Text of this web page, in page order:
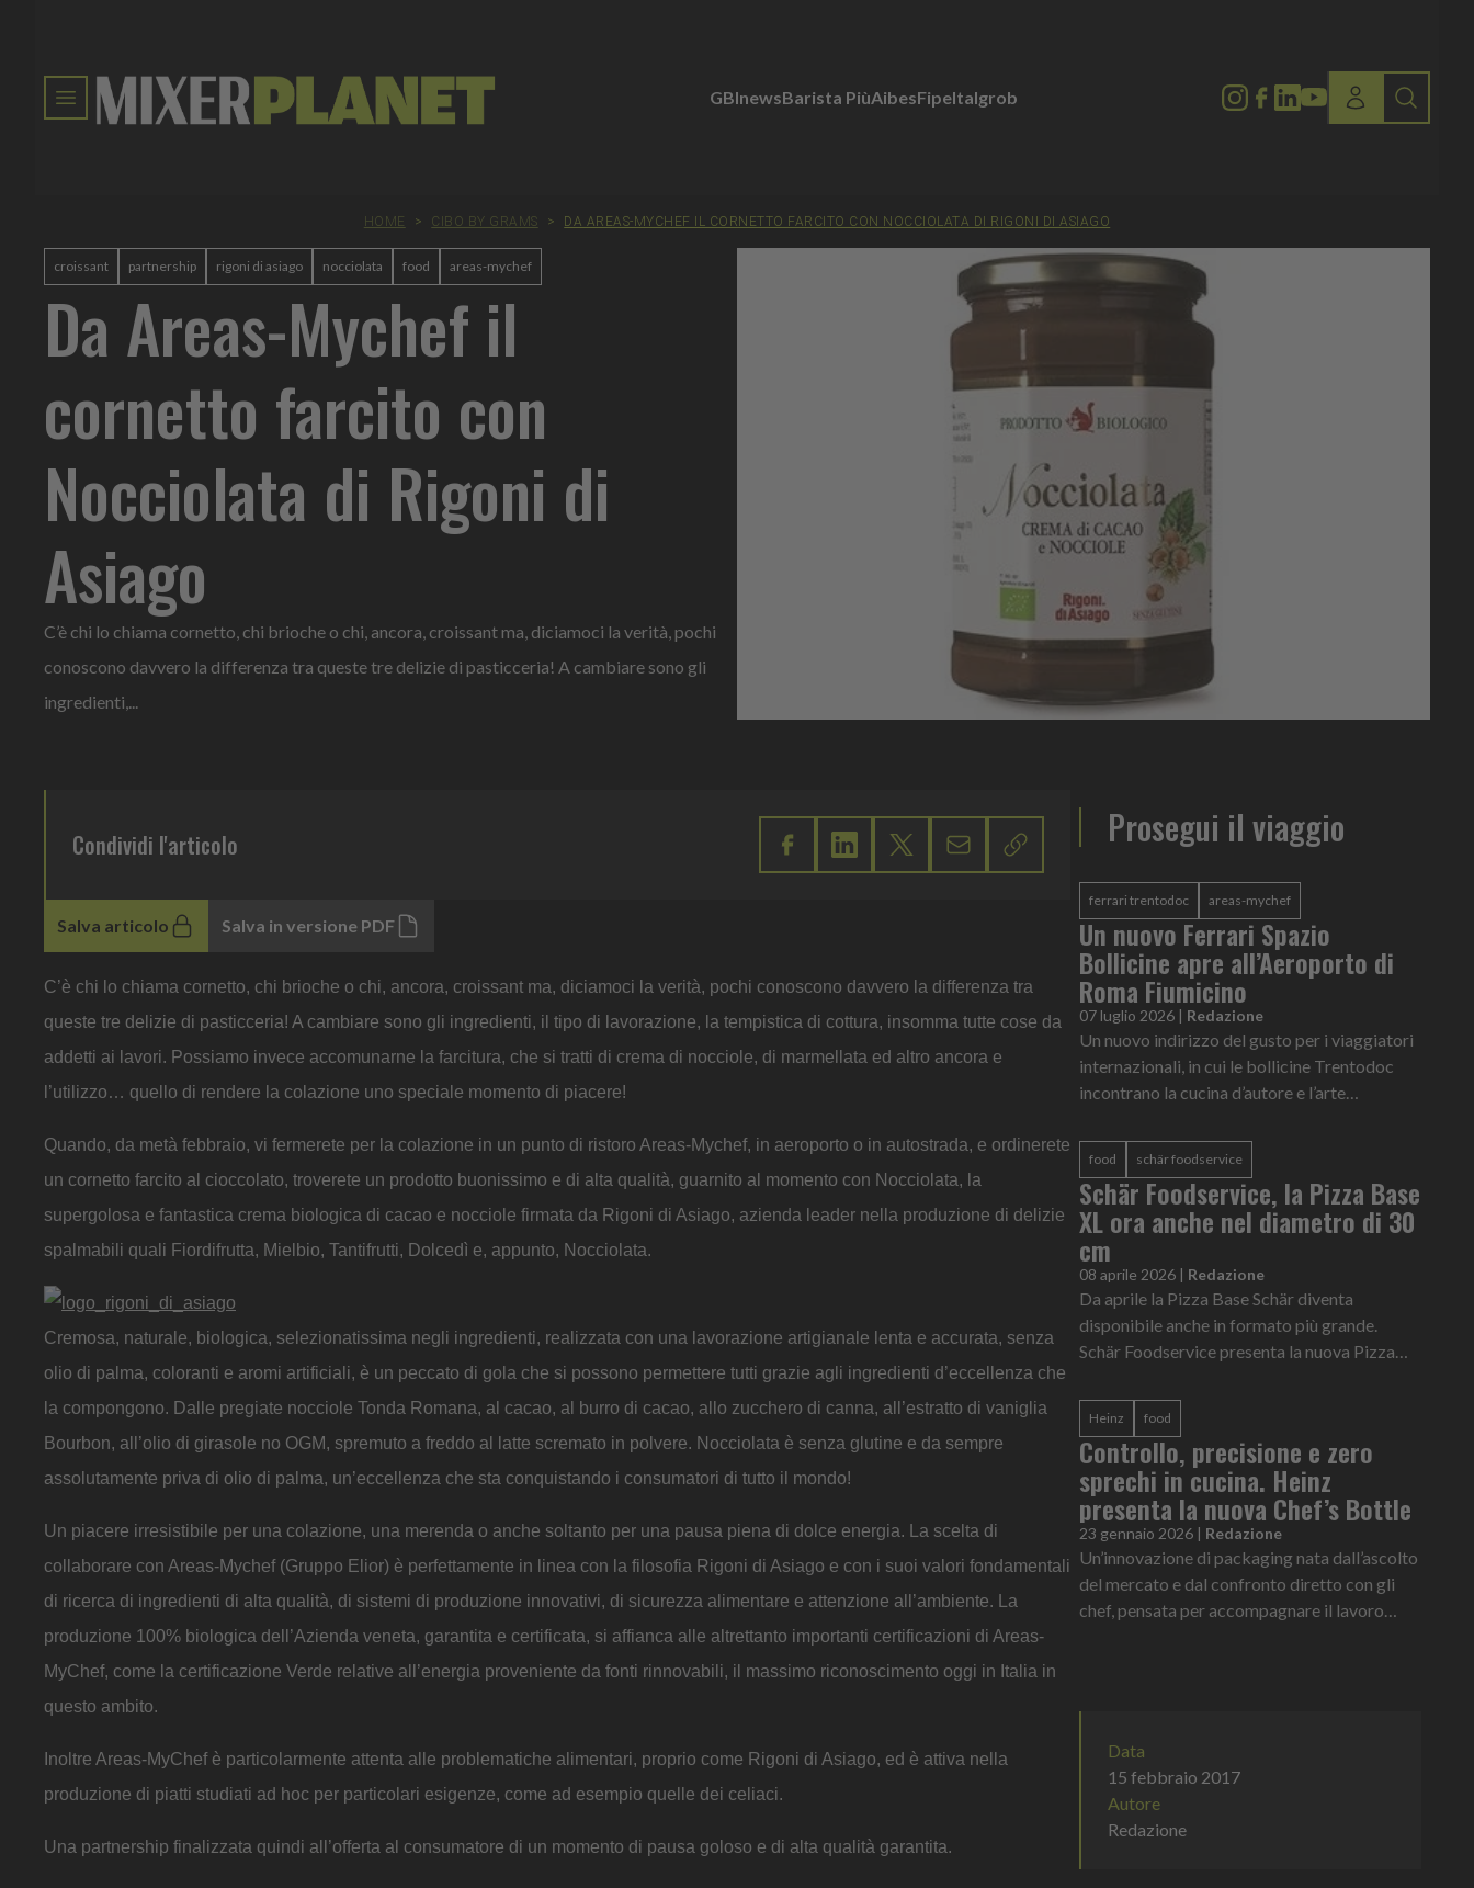
GBInewsBarista PiùAibesFipeItalgrob
HOME > CIBO BY GRAMS > DA AREAS-MYCHEF IL CORNETTO FARCITO CON NOCCIOLATA DI RIGONI DI ASIAGO
croissant partnership rigoni di asiago nocciolata food areas-mychef
Da Areas-Mychef il
cornetto farcito con
Nocciolata di Rigoni di
Asiago
C’è chi lo chiama cornetto, chi brioche o chi, ancora, croissant ma, diciamoci la verità, pochi
conoscono davvero la differenza tra queste tre delizie di pasticceria! A cambiare sono gli
ingredienti,...
Condividi l'articolo
Salva articolo Salva in versione PDF
C’è chi lo chiama cornetto, chi brioche o chi, ancora, croissant ma, diciamoci la verità, pochi conoscono davvero la differenza tra
queste tre delizie di pasticceria! A cambiare sono gli ingredienti, il tipo di lavorazione, la tempistica di cottura, insomma tutte cose da
addetti ai lavori. Possiamo invece accomunarne la farcitura, che si tratti di crema di nocciole, di marmellata ed altro ancora e
l’utilizzo… quello di rendere la colazione uno speciale momento di piacere!
Quando, da metà febbraio, vi fermerete per la colazione in un punto di ristoro Areas-Mychef, in aeroporto o in autostrada, e ordinerete
un cornetto farcito al cioccolato, troverete un prodotto buonissimo e di alta qualità, guarnito al momento con Nocciolata, la
supergolosa e fantastica crema biologica di cacao e nocciole firmata da Rigoni di Asiago, azienda leader nella produzione di delizie
spalmabili quali Fiordifrutta, Mielbio, Tantifrutti, Dolcedì e, appunto, Nocciolata.
Cremosa, naturale, biologica, selezionatissima negli ingredienti, realizzata con una lavorazione artigianale lenta e accurata, senza
olio di palma, coloranti e aromi artificiali, è un peccato di gola che si possono permettere tutti grazie agli ingredienti d’eccellenza che
la compongono. Dalle pregiate nocciole Tonda Romana, al cacao, al burro di cacao, allo zucchero di canna, all’estratto di vaniglia
Bourbon, all’olio di girasole no OGM, spremuto a freddo al latte scremato in polvere. Nocciolata è senza glutine e da sempre
assolutamente priva di olio di palma, un’eccellenza che sta conquistando i consumatori di tutto il mondo!
Un piacere irresistibile per una colazione, una merenda o anche soltanto per una pausa piena di dolce energia. La scelta di
collaborare con Areas-Mychef (Gruppo Elior) è perfettamente in linea con la filosofia Rigoni di Asiago e con i suoi valori fondamentali
di ricerca di ingredienti di alta qualità, di sistemi di produzione innovativi, di sicurezza alimentare e attenzione all’ambiente. La
produzione 100% biologica dell’Azienda veneta, garantita e certificata, si affianca alle altrettanto importanti certificazioni di Areas-
MyChef, come la certificazione Verde relative all’energia proveniente da fonti rinnovabili, il massimo riconoscimento oggi in Italia in
questo ambito.
Inoltre Areas-MyChef è particolarmente attenta alle problematiche alimentari, proprio come Rigoni di Asiago, ed è attiva nella
produzione di piatti studiati ad hoc per particolari esigenze, come ad esempio quelle dei celiaci.
Una partnership finalizzata quindi all’offerta al consumatore di un momento di pausa goloso e di alta qualità garantita.
Prosegui il viaggio
ferrari trentodoc areas-mychef
Un nuovo Ferrari Spazio
Bollicine apre all’Aeroporto di
Roma Fiumicino
07 luglio 2026 | Redazione
Un nuovo indirizzo del gusto per i viaggiatori
internazionali, in cui le bollicine Trentodoc
incontrano la cucina d’autore e l’arte
food schär foodservice
Schär Foodservice, la Pizza Base
XL ora anche nel diametro di 30
cm
08 aprile 2026 | Redazione
Da aprile la Pizza Base Schär diventa
disponibile anche in formato più grande.
Schär Foodservice presenta la nuova Pizza
220 g, per avvicinarsi ancora di pi...
Heinz food
Controllo, precisione e zero
sprechi in cucina. Heinz
presenta la nuova Chef’s Bottle
23 gennaio 2026 | Redazione
Un’innovazione di packaging nata dall’ascolto
del mercato e dal confronto diretto con gli
chef, pensata per accompagnare il lavoro
Data
15 febbraio 2017
Autore
Redazione